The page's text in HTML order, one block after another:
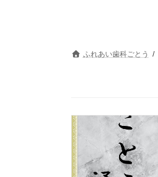
ふれあい歯科ごとう